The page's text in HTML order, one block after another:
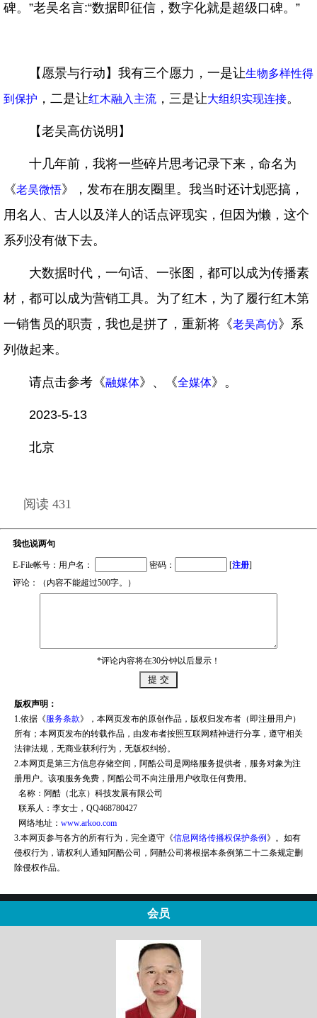
碑。”老吴名言:“数据即征信，数字化就是超级口碑。”
【愿景与行动】我有三个愿力，一是让生物多样性得
到保护 ，二是让红木融入主流 ，三是让大组织实现连接。
【老吴高仿说明】
十几年前，我将一些碎片思考记录下来，命名为
《老吴微悟》，发布在朋友圈里。我当时还计划恶搞，
用名人、古人以及洋人的话点评现实，但因为懒，这个
系列没有做下去。
大数据时代，一句话、一张图，都可以成为传播素
材，都可以成为营销工具。为了红木，为了履行红木第
一销售员的职责，我也是拼了，重新将《老吴高仿》系
列做起来。
请点击参考《融媒体》、《全媒体》。
2023-5-13
北京
阅读 431
我也说两句
E-File帐号：用户名： 密码： [注册]
评论：（内容不能超过500字。）
*评论内容将在30分钟以后显示！
版权声明：
1.依据《服务条款》，本网页发布的原创作品，版权归发布者（即注册用户）
所有；本网页发布的转载作品，由发布者按照互联网精神进行分享，遵守相关
法律法规，无商业获利行为，无版权纠纷。
2.本网页是第三方信息存储空间，阿酷公司是网络服务提供者，服务对象为注
册用户。该项服务免费，阿酷公司不向注册用户收取任何费用。
名称：阿酷（北京）科技发展有限公司
联系人：李女士，QQ468780427
网络地址： www.arkoo.com
3.本网页参与各方的所有行为，完全遵守《信息网络传播权保护条例 》。如有
侵权行为，请权利人通知阿酷公司，阿酷公司将根据本条例第二十二条规定删
除侵权作品。
会员